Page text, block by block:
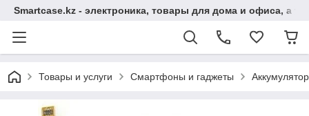
Smartcase.kz - электроника, товары для дома и офиса, а
Товары и услуги Смартфоны и гаджеты